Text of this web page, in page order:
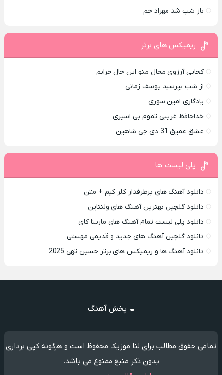
باز شب شد مهراد جم
ریمیکس های برتر
کجایی آرزوی محال منو این حال خرابم
از شب بپرسید یوسف زمانی
یادگاری امین سوری
خداحافظ غریبی تموم بی اسیری
عشق عمیق 31 دی جی شاهین
پلی لیست ها
دانلود آهنگ های پرطرفدار کلر کیم + متن
دانلود گلچین بهترین آهنگ های ولنتاین
دانلود پلی لیست تمام آهنگ های مارینا کای
دانلود گلچین آهنگ های جدید و قدیمی مهستی
دانلود آهنگ ها و ریمیکس های برتر حسین تهی 2025
پخش آهنگ
تمامی حقوق مطالب برای لنا موزیک محفوظ است و هرگونه کپی برداری
بدون ذکر منبع ممنوع می باشد.